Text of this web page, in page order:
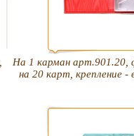
На 1 карман арт.901.20,
на 20 карт, крепление -